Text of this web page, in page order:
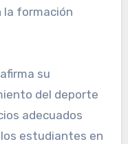
la formación
su
del deporte
adecuados
estudiantes en